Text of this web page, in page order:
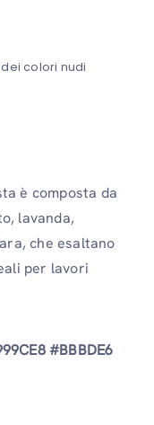
colori nudi
è composta da
lavanda,
che esaltano
per lavori
#BBBDE6